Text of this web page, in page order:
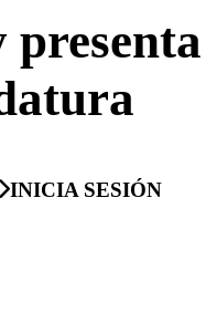
presenta
INICIA SESIÓN